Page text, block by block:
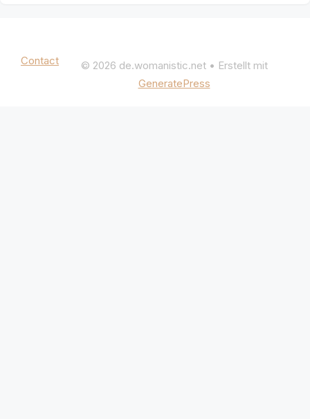
Contact © 2026 de.womanistic.net• Erstellt mit
GeneratePress